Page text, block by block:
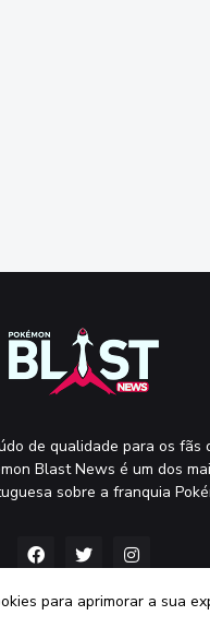
de qualidade para os fãs
Blast News é um dos
sobre a franquia
para aprimorar a sua